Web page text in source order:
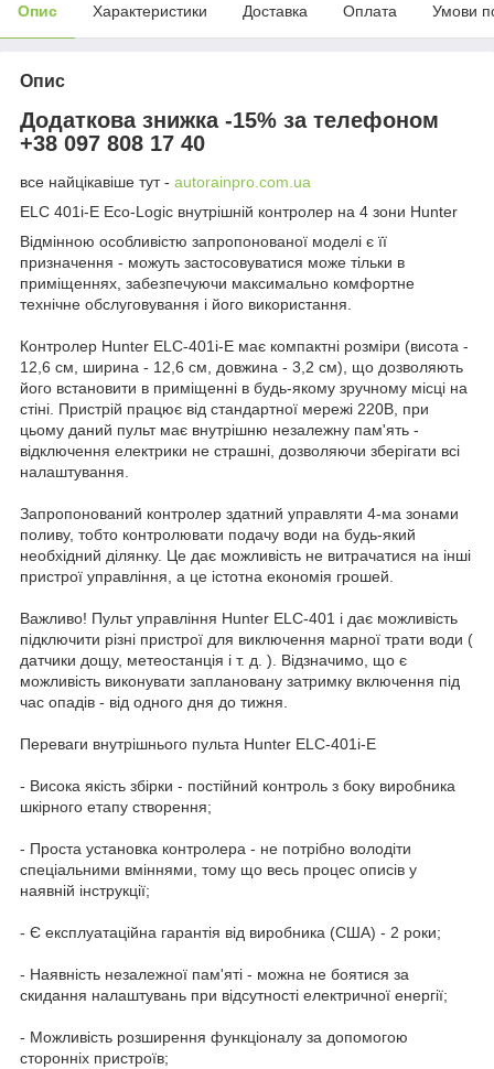
Опис Характеристики Доставка Оплата Умови
Опис
Додаткова знижка -15% за телефоном
+38 097 808 17 40
все найцікавіше тут - autorainpro.com.ua
ELC 401i-E Eco-Logic внутрішній контролер на 4 зони Hunter
Відмінною особливістю запропонованої моделі є її
призначення - можуть застосовуватися може тільки в
приміщеннях, забезпечуючи максимально комфортне
технічне обслуговування і його використання.
Контролер Hunter ELC-401i-E має компактні розміри (висота -
12,6 см, ширина - 12,6 см, довжина - 3,2 см), що дозволяють
його встановити в приміщенні в будь-якому зручному місці на
стіні. Пристрій працює від стандартної мережі 220В, при
цьому даний пульт має внутрішню незалежну пам'ять -
відключення електрики не страшні, дозволяючи зберігати всі
налаштування.
Запропонований контролер здатний управляти 4-ма зонами
поливу, тобто контролювати подачу води на будь-який
необхідний ділянку. Це дає можливість не витрачатися на інші
пристрої управління, а це істотна економія грошей.
Важливо! Пульт управління Hunter ELC-401 i дає можливість
підключити різні пристрої для виключення марної трати води (
датчики дощу, метеостанція і т. д. ). Відзначимо, що є
можливість виконувати заплановану затримку включення під
час опадів - від одного дня до тижня.
Переваги внутрішнього пульта Hunter ELC-401i-E
- Висока якість збірки - постійний контроль з боку виробника
шкірного етапу створення;
- Проста установка контролера - не потрібно володіти
спеціальними вміннями, тому що весь процес описів у
наявній інструкції;
- Є експлуатаційна гарантія від виробника (США) - 2 роки;
- Наявність незалежної пам'яті - можна не боятися за
скидання налаштувань при відсутності електричної енергії;
- Можливість розширення функціоналу за допомогою
сторонніх пристроїв;